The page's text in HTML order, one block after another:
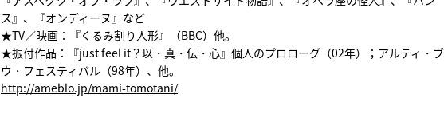
ス』、『オンディーヌ』など
★TV／映画：『くるみ割り人形』（BBC）他。
★振付作品：『just feel it？以・真・伝・心』個人のプロローグ（02年）；アルティ・
ウ・フェスティバル（98年）、他。
http://ameblo.jp/mami-tomotani/